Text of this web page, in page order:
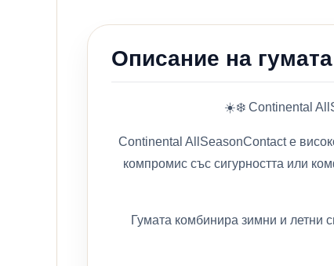
Описание на гумата
☀️❄️ Continental
Continental AllSeasonContact е
компромис със сигурността или
Гумата комбинира зимни и летни